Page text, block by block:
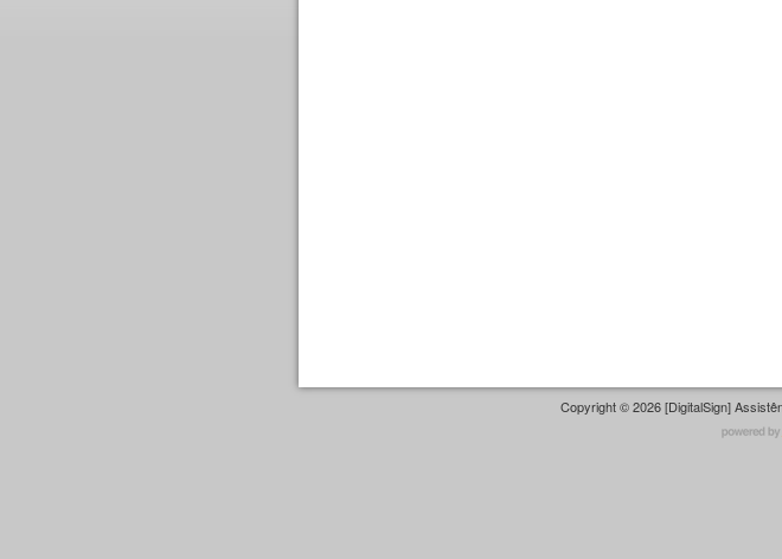
Copyright © 2026 [DigitalSign]